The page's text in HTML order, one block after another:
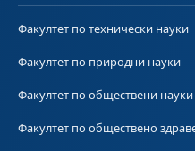
Факултет по технически науки
Факултет по природни науки
Факултет по обществени науки
Факултет по обществено